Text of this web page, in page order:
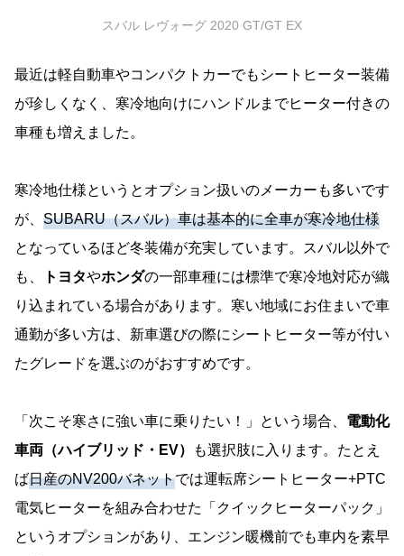
スバル レヴォーグ 2020 GT/GT EX
最近は軽自動車やコンパクトカーでもシートヒーター装備
が珍しくなく、寒冷地向けにハンドルまでヒーター付きの
車種も増えました。
寒冷地仕様というとオプション扱いのメーカーも多いです
が、 SUBARU（スバル）車は基本的に全車が寒冷地仕様
となっているほど冬装備が充実しています。スバル以外で
も、
トヨタやホンダの一部車種には標準で寒冷地対応が織
り込まれている場合があります。寒い地域にお住まいで車
通勤が多い方は、新車選びの際にシートヒーター等が付い
たグレードを選ぶのがおすすめです。
「次こそ寒さに強い車に乗りたい！」という場合、 電動化
車両（ハイブリッド・EV）
も選択肢に入ります。たとえ
ば日産のNV200バネットでは運転席シートヒーター+PTC
電気ヒーターを組み合わせた「クイックヒーターパック」
というオプションがあり、エンジン暖機前でも車内を素早